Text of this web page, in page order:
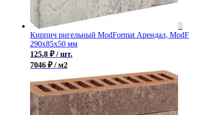
Кирпич ригельный ModFormat Арендал, ModF
290x85x50 мм
125.8 ₽ / шт.
7046 ₽ / м2